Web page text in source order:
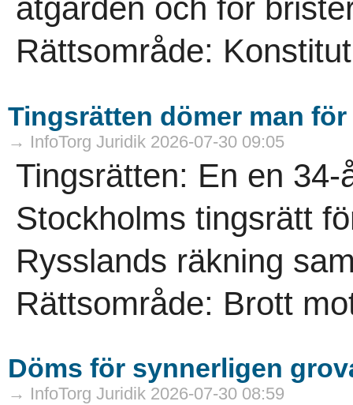
åtgärden och för
Rättsområde:
Tingsrätten dömer man
→ InfoTorg Juridik 2026-07-30 09:05
Tingsrätten: En en
Stockholms tingsrätt
Rysslands räkning
Rättsområde: Brott
Döms för synnerligen
→ InfoTorg Juridik 2026-07-30 08:59